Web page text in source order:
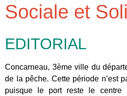
Sociale et
EDITORIAL
Concarneau, 3ème ville du
de la pêche. Cette période n’est
puisque le port reste le centre